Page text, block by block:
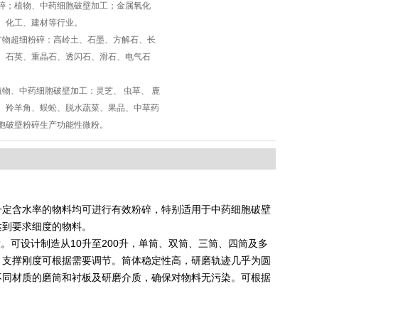
；植物、中药细胞破壁加工；金属氧化
化工、建材等行业。
物超细粉碎：高岭土、石墨、方解石、长
石英、重晶石、透闪石、滑石、电气石
物、中药细胞破壁加工：灵芝、 虫草、 鹿
羚羊角、蜈蚣、脱水蔬菜、果品、中草药
破壁粉碎生产功能性微粉。
含水率的物料均可进行有效粉碎，特别适用于中药细胞破壁
要求细度的物料。
可设计制造从10升至200升，单筒、双筒、三筒、四筒及多
撑刚度可根据需要调节。筒体稳定性高，研磨轨迹几乎为圆
材质的磨筒和衬板及研磨介质，确保对物料无污染。可根据